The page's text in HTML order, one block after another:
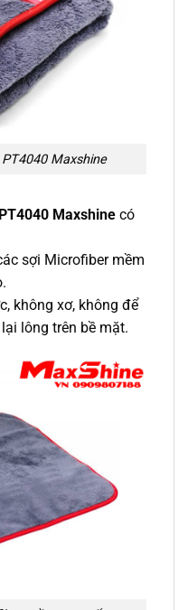
Maxshine
Maxshine có
sợi Microfiber mềm
không xơ, không để
lông trên bề mặt.